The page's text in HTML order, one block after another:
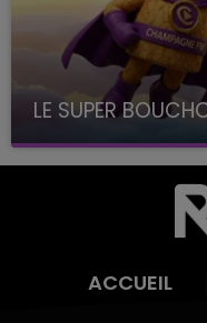
LE SUPER
avec La Famille
ACCUEIL